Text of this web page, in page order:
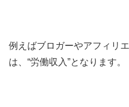
例えばブロガーやアフィリ
は、“労働収入”となります。